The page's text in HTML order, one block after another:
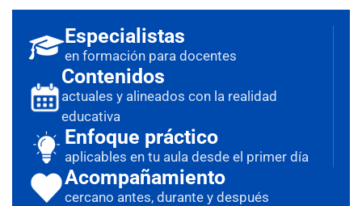
Especialistas
en formación para docentes
Contenidos
actuales y alineados con la realidad
educativa
Enfoque práctico
aplicables en tu aula desde el primer día
Acompañamiento
cercano antes, durante y después